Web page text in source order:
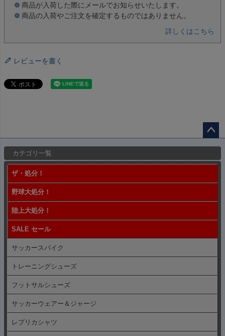
商品が入荷した際にメールでお知らせいたします。
商品の入荷やご注文を確定するものではありません。
詳しくはこちら
レビューを書く
カテゴリ一覧
ザ・処分！
野球大処分！
陸上大処分！
SALE セール
サッカースパイク
トレーニングシューズ
フットサルシューズ
サッカーウェアー＆ジャージ
レプリカシャツ
ップ